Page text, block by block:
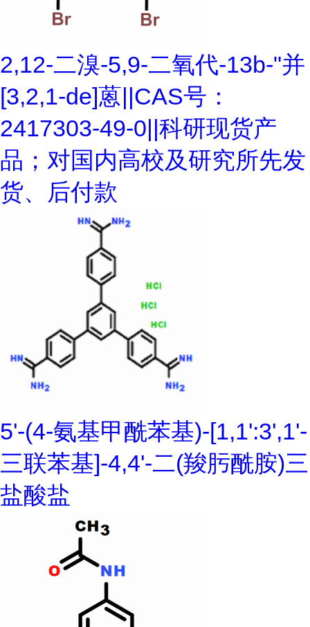
2,12-二溴-5,9-二氧代-13b-"并
[3,2,1-de]蒽||CAS号：
2417303-49-0||科研现货产
品；对国内高校及研究所先发
货、后付款
5'-(4-氨基甲酰苯基)-[1,1':3',1'-
三联苯基]-4,4'-二(羧肟酰胺)三
盐酸盐